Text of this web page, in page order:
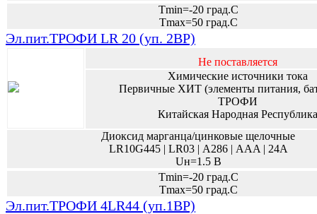
Tmin=-20 град.С
Tmax=50 град.С
Эл.пит.ТРОФИ LR 20 (уп. 2BP)
Не поставляется
Химические источники тока
Первичные ХИТ (элементы питания,
ТРОФИ
Китайская Народная Республика
Диоксид марганца/цинковые щелочные
LR10G445 | LR03 | А286 | AAA | 24A
Uн=1.5 В
Tmin=-20 град.С
Tmax=50 град.С
Эл.пит.ТРОФИ 4LR44 (уп.1BP)